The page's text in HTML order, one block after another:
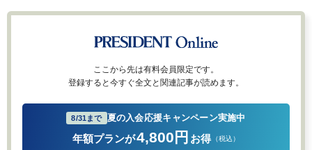
ここから先は有料会員限定です。
登録すると今すぐ全文と関連記事が読めます。
8/31まで 夏の入会応援キャンペーン実施中
年額プランが4,800円 お得 （税込）